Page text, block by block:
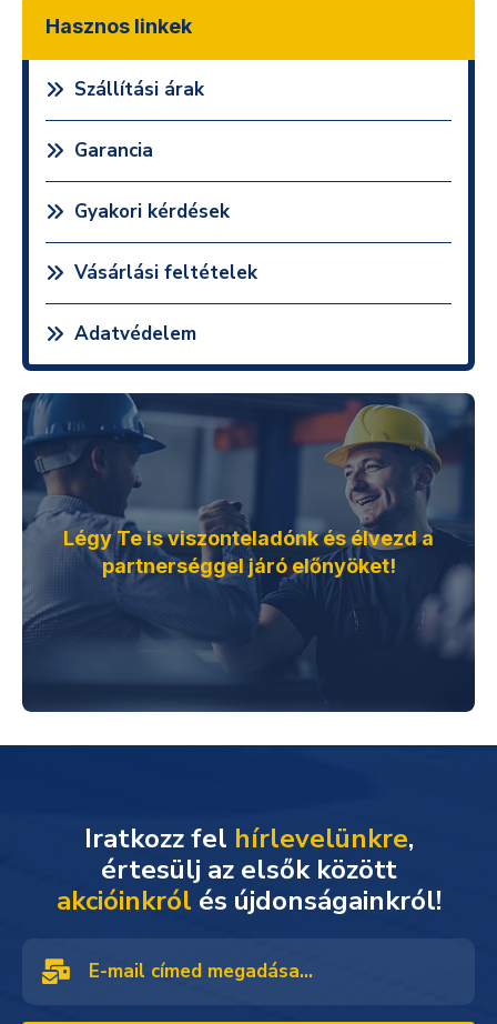
Hasznos linkek
Szállítási árak
Garancia
Gyakori kérdések
Vásárlási feltételek
Adatvédelem
Légy Te is viszonteladónk és élvezd a
partnerséggel járó előnyöket!
Iratkozz fel hírlevelünkre,
értesülj az elsők között
akcióinkról és újdonságainkról!